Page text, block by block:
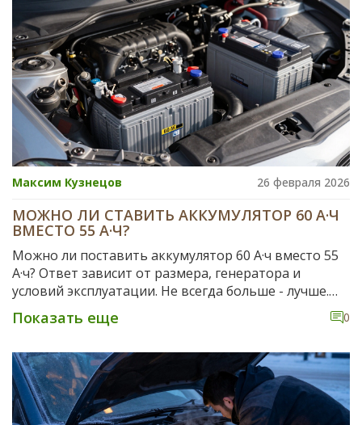
Максим Кузнецов 26 февраля 2026
МОЖНО ЛИ СТАВИТЬ АККУМУЛЯТОР 60 А·Ч
ВМЕСТО 55 А·Ч?
Можно ли поставить аккумулятор 60 А·ч вместо 55
А·ч? Ответ зависит от размера, генератора и
условий эксплуатации. Не всегда больше - лучше.
Узнайте, когда это безопасно, а когда - рискованно.
Показать еще 0